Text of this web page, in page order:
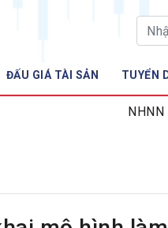
ĐẤU GIÁ TÀI SẢN TUYỂN
NHNN